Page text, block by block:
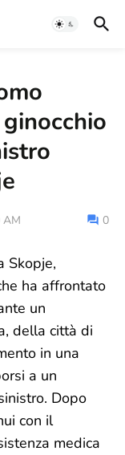
AM 0
Skopje,
ha affrontato
un
della città di
in una
a un
Dopo
con il
medica